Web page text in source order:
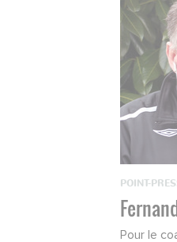
POINT-
Pour le